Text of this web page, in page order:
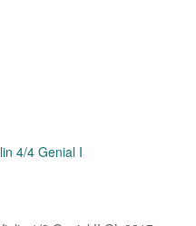
4/4 Genial I